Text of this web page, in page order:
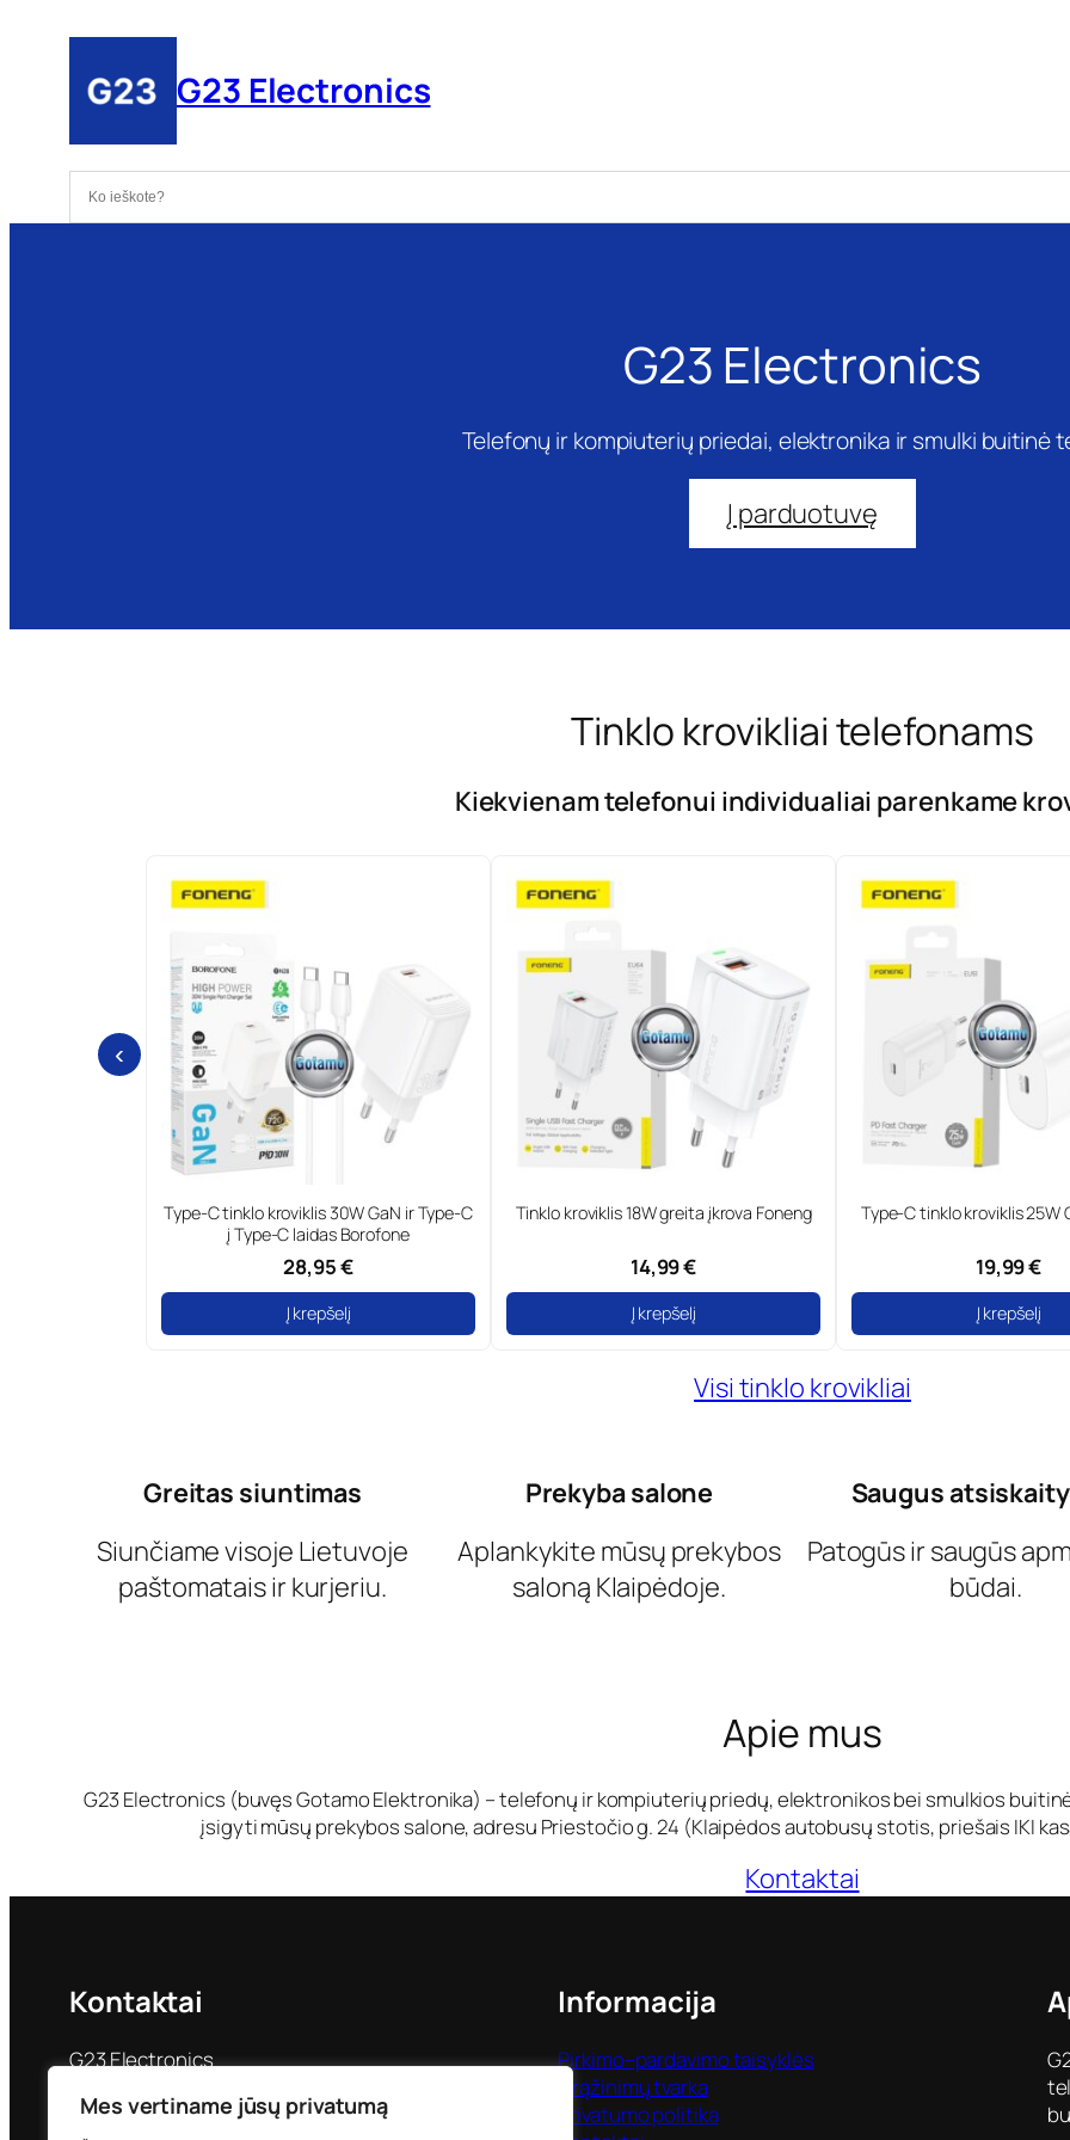
Mes vertiname jūsų privatumą
G23 Electronics
G23 Electronics
Telefonų ir kompiuterių priedai, elektronika ir smulki buitinė
Į parduotuvę
Tinklo krovikliai telefonams
Kiekvienam telefonui individualiai parenkame
‹
Tinklo kroviklis 18W greita įkrova Foneng
14,99 €
Į krepšelį
Type-C tinklo kroviklis 25W GaN Foneng
19,99 €
Į krepšelį
Type-C tinklo kroviklis 20W
19,99 €
Į krepšelį
Visi tinklo krovikliai
Greitas siuntimas
Siunčiame visoje Lietuvoje
paštomatais ir kurjeriu.
Prekyba salone
Aplankykite mūsų prekybos
saloną Klaipėdoje.
Saugus
Patogūs ir saugūs
būdai.
Apie mus
G23 Electronics (buvęs Gotamo Elektronika) – telefonų ir kompiuterių priedų, elektronikos bei smulkios
įsigyti mūsų prekybos salone, adresu Priestočio g. 24 (Klaipėdos autobusų stotis, priešais IKI
Kontaktai
Kontaktai
G23 Electronics
Klaipėda LT-92228
Informacija
Pirkimo–pardavimo taisyklės
Grąžinimų tvarka
Privatumo politika